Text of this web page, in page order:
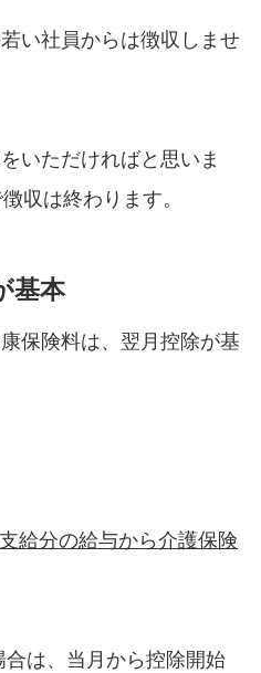
い社員からは徴収しませ
いただければと思いま
収は終わります。
基本
保険料は、翌月控除が基
給分の給与から介護保険
は、当月から控除開始